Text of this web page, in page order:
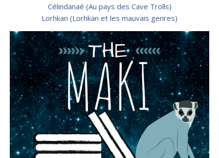
Célindanaé (Au pays des Cave Trolls)
Lorhkan (Lorhkan et les mauvais genres)